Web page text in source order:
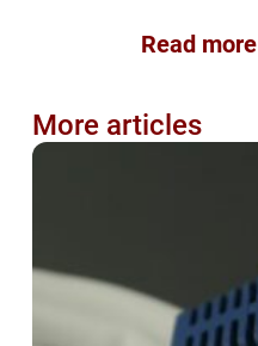
Read
More articles